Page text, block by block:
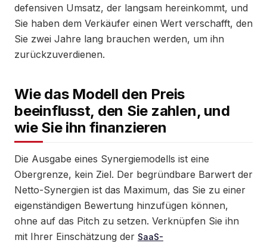
defensiven Umsatz, der langsam hereinkommt, und
Sie haben dem Verkäufer einen Wert verschafft, den
Sie zwei Jahre lang brauchen werden, um ihn
zurückzuverdienen.
Wie das Modell den Preis
beeinflusst, den Sie zahlen, und
wie Sie ihn finanzieren
Die Ausgabe eines Synergiemodells ist eine
Obergrenze, kein Ziel. Der begründbare Barwert der
Netto-Synergien ist das Maximum, das Sie zu einer
eigenständigen Bewertung hinzufügen können,
ohne auf das Pitch zu setzen. Verknüpfen Sie ihn
mit Ihrer Einschätzung der SaaS-